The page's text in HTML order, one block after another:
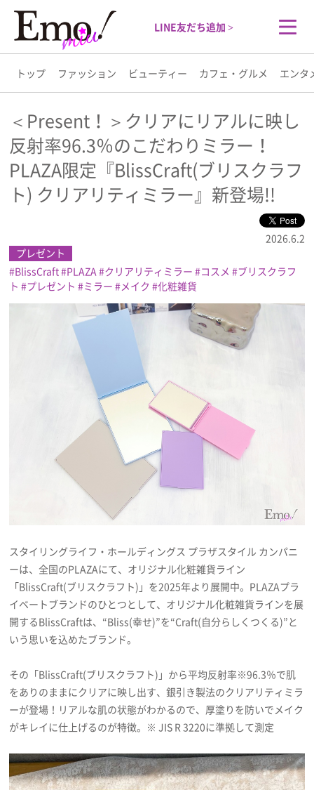
LINE友だち追加 >
トップ ファッション ビューティー カフェ・グルメ エンタ
トップ
ファッション
ビューティー
エンタメ
ライフスタイル
プレゼント
インタビュー
フィルム
Emoメン
Emo!miuとは？
免責事項
プライバシーポリシー
利用規約
お問い合わせ
＜Present！＞クリアにリアルに映し
反射率96.3％のこだわりミラー！
PLAZA限定『BlissCraft(ブリスクラフ
ト) クリアリティミラー』新登場!!
2026.6.2
プレゼント
BlissCraft PLAZA クリアリティミラー コスメ
ブリスクラフ
ト
プレゼント ミラー メイク 化粧雑貨
スタイリングライフ・ホールディングス プラザスタイル カンパニ
ーは、全国のPLAZAにて、オリジナル化粧雑貨ライン
「BlissCraft(ブリスクラフト)」を2025年より展開中。PLAZAプラ
イベートブランドのひとつとして、オリジナル化粧雑貨ラインを展
開するBlissCraftは、“Bliss(幸せ)”を“Craft(自分らしくつくる)”と
いう思いを込めたブランド。
その「BlissCraft(ブリスクラフト)」から平均反射率※96.3％で肌
をありのままにクリアに映し出す、銀引き製法のクリアリティミラ
ーが登場！リアルな肌の状態がわかるので、厚塗りを防いでメイク
がキレイに仕上げるのが特徴。※ JIS R 3220に準拠して測定